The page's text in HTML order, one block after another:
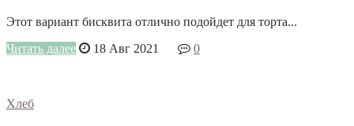
Этот вариант бисквита отлично подойдет для торта...
Читать далее
18 Авг 2021 0
Хлеб